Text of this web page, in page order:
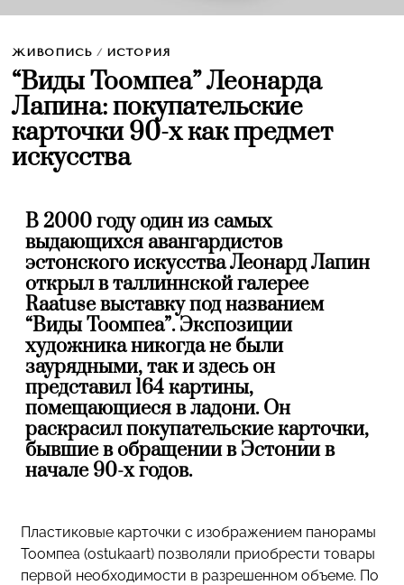
ЖИВОПИСЬ / ИСТОРИЯ
“Виды Тоомпеа” Леонарда
Лапина: покупательские
карточки 90-х как предмет
искусства
В 2000 году один из самых
выдающихся авангардистов
эстонского искусства Леонард Лапин
открыл в таллиннской галерее
Raatuse выставку под названием
“Виды Тоомпеа”. Экспозиции
художника никогда не были
заурядными, так и здесь он
представил 164 картины,
помещающиеся в ладони. Он
раскрасил покупательские карточки,
бывшие в обращении в Эстонии в
начале 90-х годов.
Пластиковые карточки с изображением панорамы
Тоомпеа (ostukaart) позволяли приобрести товары
первой необходимости в разрешенном объеме. По